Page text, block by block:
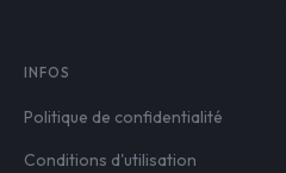
INFOS
Politique de confidentialité
Conditions d'utilisation